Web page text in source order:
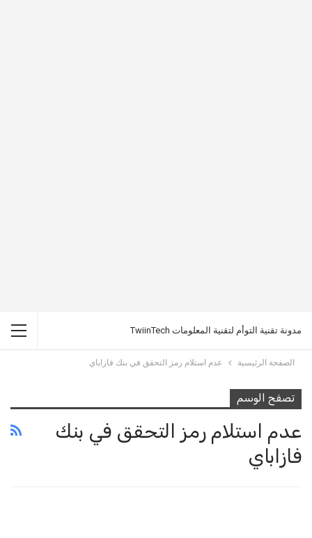
مدونة تقنية التوأم لتقنية المعلومات TwiinTech
الصفحة الرئيسية عدم استلام رمز التحقق في بنك فازاباي
تصفح الوسم
عدم استلام رمز التحقق في بنك
فازاباي